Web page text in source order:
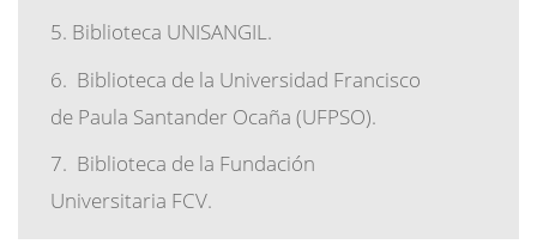
Biblioteca UNISANGIL.
Biblioteca de la Universidad Francisco
de Paula Santander Ocaña (UFPSO).
Biblioteca de la Fundación
Universitaria FCV.